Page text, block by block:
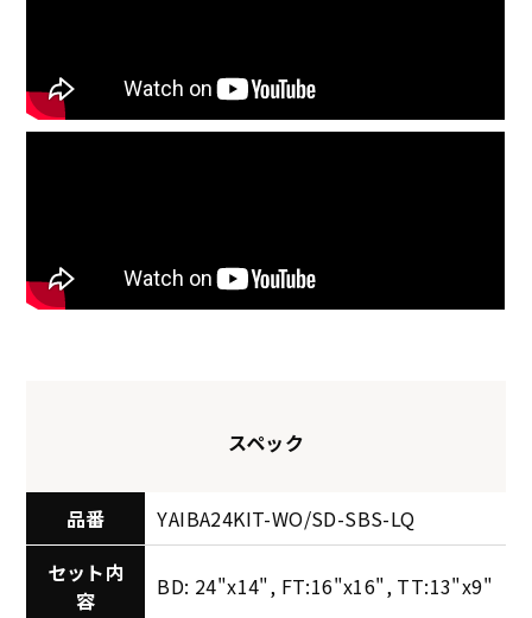
スペック
品番
YAIBA24KIT-WO/SD-SBS-LQ
セット内
容
BD: 24"x14", FT:16"x16", TT:13"x9"